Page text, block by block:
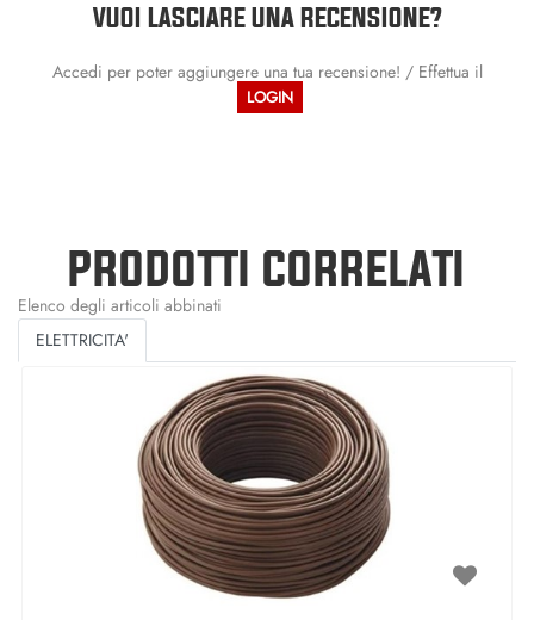
VUOI LASCIARE UNA RECENSIONE?
Accedi per poter aggiungere una tua recensione! / Effettua il
LOGIN
PRODOTTI CORRELATI
Elenco degli articoli abbinati
ELETTRICITA'